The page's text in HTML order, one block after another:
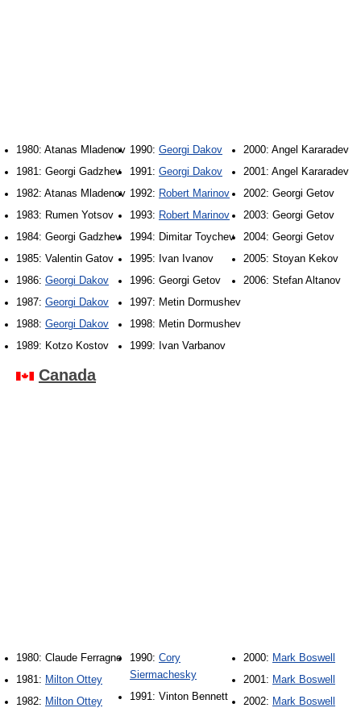
1980: Atanas Mladenov
1981: Georgi Gadzhev
1982: Atanas Mladenov
1983: Rumen Yotsov
1984: Georgi Gadzhev
1985: Valentin Gatov
1986: Georgi Dakov
1987: Georgi Dakov
1988: Georgi Dakov
1989: Kotzo Kostov
1990: Georgi Dakov
1991: Georgi Dakov
1992: Robert Marinov
1993: Robert Marinov
1994: Dimitar Toychev
1995: Ivan Ivanov
1996: Georgi Getov
1997: Metin Dormushev
1998: Metin Dormushev
1999: Ivan Varbanov
2000: Angel Kararadev
2001: Angel Kararadev
2002: Georgi Getov
2003: Georgi Getov
2004: Georgi Getov
2005: Stoyan Kekov
2006: Stefan Altanov
Canada
1980: Claude Ferragne
1981: Milton Ottey
1982: Milton Ottey
1990: Cory
Siermachesky
1991: Vinton Bennett
2000: Mark Boswell
2001: Mark Boswell
2002: Mark Boswell